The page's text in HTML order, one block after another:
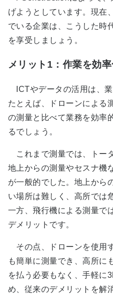
げようとしています。現在
でいる企業は、こうした時
を享受しましょう。
メリット1：作業を効
ICTやデータの活用は、業
たとえば、ドローンによる
の測量と比べて業務を効率
るでしょう。
これまで測量では、トー
地上からの測量やセスナ機
が一般的でした。地上から
い場所は難しく、高所では
一方、飛行機による測量で
デメリットです。
その点、ドローンを使用
も簡単に測量でき、高所に
を払う必要もなく、手軽に
め、従来のデメリットを解